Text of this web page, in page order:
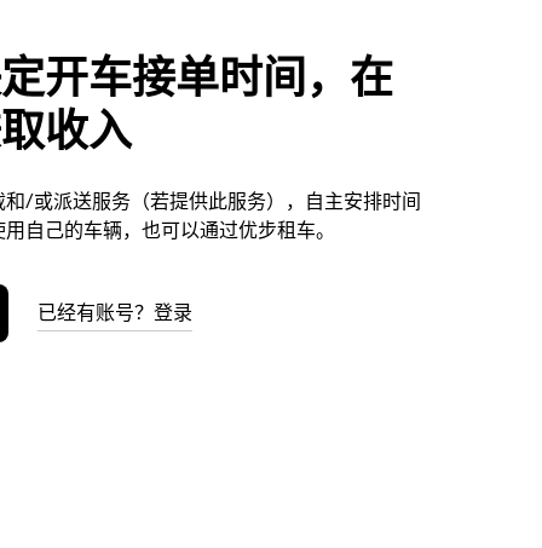
开车接单时间，在
收入
/或派送服务（若提供此服务），自主安排时间
自己的车辆，也可以通过优步租车。
已经有账号？登录